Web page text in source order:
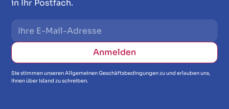
in Ihr Postfach.
Sie stimmen unseren Allgemeinen Geschäftsbedingungen zu und erlauben uns,
Ihnen über Island zu schreiben.